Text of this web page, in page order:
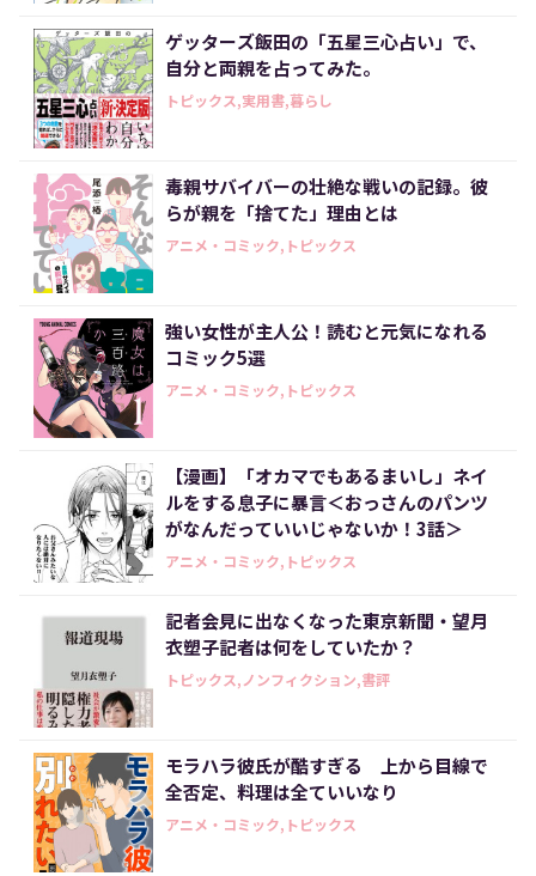
ゲッターズ飯田の「五星三心占い」で、
自分と両親を占ってみた。
トピックス,実用書,暮らし
毒親サバイバーの壮絶な戦いの記録。彼
らが親を「捨てた」理由とは
アニメ・コミック,トピックス
強い女性が主人公！読むと元気になれる
コミック5選
アニメ・コミック,トピックス
【漫画】「オカマでもあるまいし」ネイ
ルをする息子に暴言＜おっさんのパンツ
がなんだっていいじゃないか！3話＞
アニメ・コミック,トピックス
記者会見に出なくなった東京新聞・望月
衣塑子記者は何をしていたか？
トピックス,ノンフィクション,書評
モラハラ彼氏が酷すぎる 上から目線で
全否定、料理は全ていいなり
アニメ・コミック,トピックス